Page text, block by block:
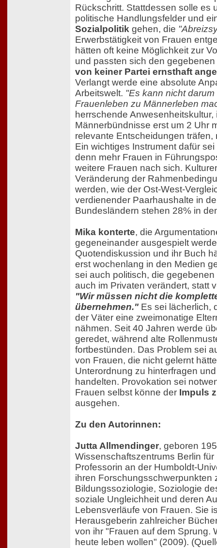
Rückschritt. Stattdessen solle es
politische Handlungsfelder und
Sozialpolitik gehen, die
Erwerbstätigkeit von Frauen
hätten oft keine Möglichkeit zur
und passten sich den
von keiner Partei ernsthaft
Verlangt werde eine absolute
Arbeitswelt. "Es kann nicht
Frauenleben zu Männerleben
herrschende Anwesenheitskultur,
Männerbündnisse erst um 2 Uhr
relevante Entscheidungen
Ein wichtiges Instrument dafür
denn mehr Frauen in
weitere Frauen nach sich.
Veränderung der
werden, wie der Ost-West-
verdienender Paarhaushalte in
Bundesländern stehen 28% in
Mika konterte, die
gegeneinander ausgespielt
Quotendiskussion und ihr Buch
erst wochenlang in den Medien
sei auch politisch, die
auch im Privaten verändert, statt
"Wir müssen nicht die
übernehmen." Es sei lächerlich,
der Väter eine zweimonatige
nähmen. Seit 40 Jahren werde
geredet, während alte
fortbestünden. Das Problem sei
von Frauen, die nicht gelernt
Unterordnung zu hinterfragen
handelten. Provokation sei
Frauen selbst könne der Impuls
ausgehen.
Zu den Autorinnen:
Jutta Allmendinger, geboren
Wissenschaftszentrums Berlin
Professorin an der Humboldt-
ihren Forschungsschwerpunkten
Bildungssoziologie, Soziologie
soziale Ungleichheit und deren
Lebensverläufe von Frauen. Sie
Herausgeberin zahlreicher
von ihr "Frauen auf dem Sprung.
heute leben wollen" (2009).